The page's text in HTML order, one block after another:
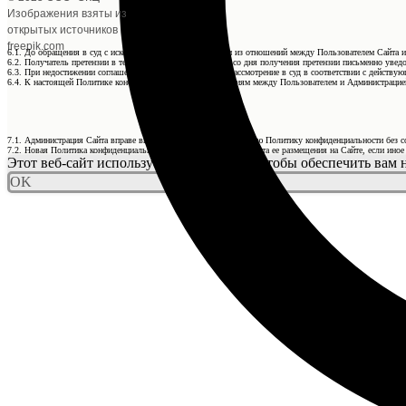
Изображения взяты из
открытых источников
freepik.com
6.1. До обращения в суд с иском по спорам, возникающим из отношений между Пользователем Сайта и
6.2. Получатель претензии в течение 30 календарных дней со дня получения претензии письменно
6.3. При недостижении соглашения спор будет передан на рассмотрение в суд в соответствии с
6.4. К настоящей Политике конфиденциальности и отношениям между Пользователем и
7.1. Администрация Сайта вправе вносить изменения в настоящую Политику конфиденциальности без
7.2. Новая Политика конфиденциальности вступает в силу с момента ее размещения на Сайте, если
Этот веб-сайт использует файлы cookie, чтобы обеспечить вам
OK